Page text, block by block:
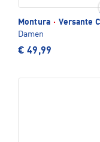
Montura · Versante
Damen
€ 49,99